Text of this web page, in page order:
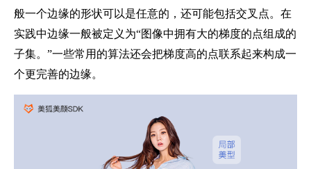
般一个边缘的形状可以是任意的，还可能包括交叉点。在
实践中边缘一般被定义为“图像中拥有大的梯度的点组成的
子集。”一些常用的算法还会把梯度高的点联系起来构成一
个更完善的边缘。